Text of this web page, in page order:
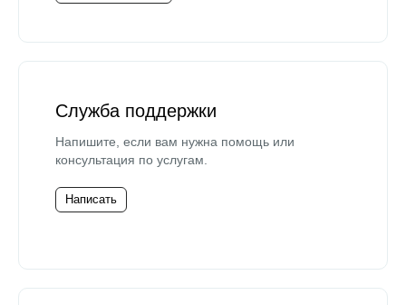
Служба поддержки
Напишите, если вам нужна помощь или
консультация по услугам.
Написать